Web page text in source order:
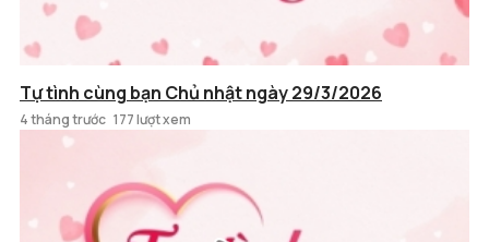
Tự tình cùng bạn Chủ nhật ngày 29/3/2026
4 tháng trước 177 lượt xem